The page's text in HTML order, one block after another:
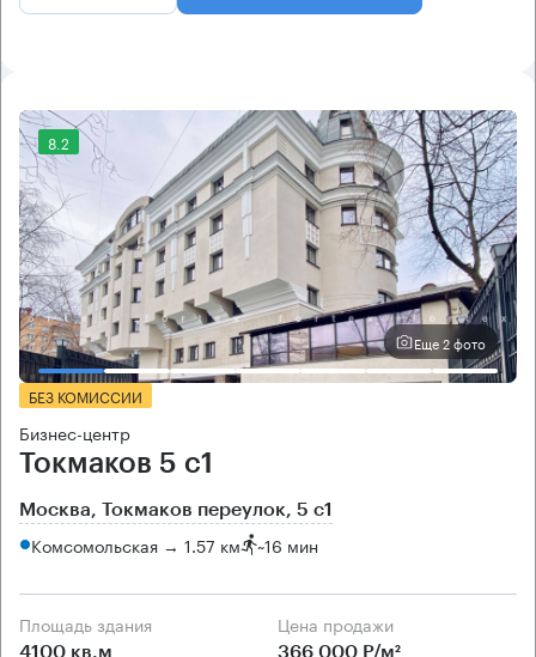
8.2
Еще 2 фото
БЕЗ КОМИССИИ
Бизнес-центр
Токмаков 5 с1
Москва, Токмаков переулок, 5 с1
Комсомольская → 1.57 км ~16 мин
Площадь здания
4100 кв.м
Цена продажи
366 000 Р/м²